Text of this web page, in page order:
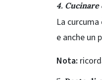
4. Cucinare
La
e anche un
Nota: